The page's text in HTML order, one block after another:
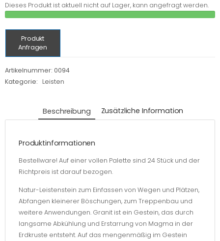
Dieses Produkt ist aktuell nicht auf Lager, kann angefragt werden.
Produkt
Anfragen
Artikelnummer: 0094
Kategorie:
Leisten
Beschreibung Zusätzliche Information
Produktinformationen
Bestellware! Auf einer vollen Palette sind 24 Stück und der
Richtpreis ist darauf bezogen.
Natur-Leistenstein zum Einfassen von Wegen und Plätzen,
Abfangen kleinerer Böschungen, zum Treppenbau und
weitere Anwendungen. Granit ist ein Gestein, das durch
langsame Abkühlung und Erstarrung von Magma in der
Erdkruste entsteht. Auf das mengenmäßig im Gestein